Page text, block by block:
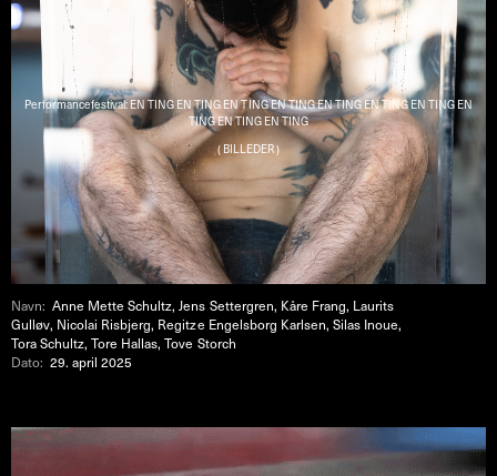
Performancefestival: EN TING EN TING EN TING EN TING EN TING EN TING EN TING EN
TING EN TING EN TING
( BILLEDER )
Navn:Anne Mette Schultz, Jens Settergren, Kåre Frang, Laurits
Gulløv, Nicolai Risbjerg, Regitze Engelsborg Karlsen, Silas Inoue,
Tora Schultz, Tore Hallas, Tove Storch
Dato:29. april 2025